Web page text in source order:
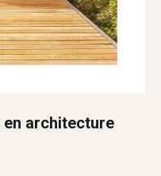
en architecture